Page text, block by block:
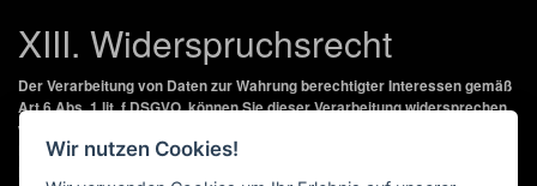
XIII. Widerspruchsrecht
Der Verarbeitung von Daten zur Wahrung berechtigter Interessen gemäß
Art 6 Abs. 1 lit. f DSGVO, können Sie dieser Verarbeitung widersprechen,
wenn sich aus Ihrer besonderen Situation Gründe ergeben, die gegen die
Datenverarbeitung sprechen. Der Widerspruch ist an unseren
Wir nutzen Cookies!